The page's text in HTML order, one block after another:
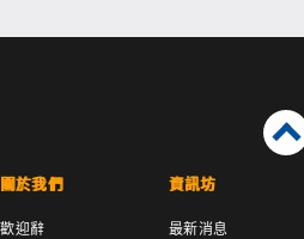
關於我們
歡迎辭
資訊坊
最新消息